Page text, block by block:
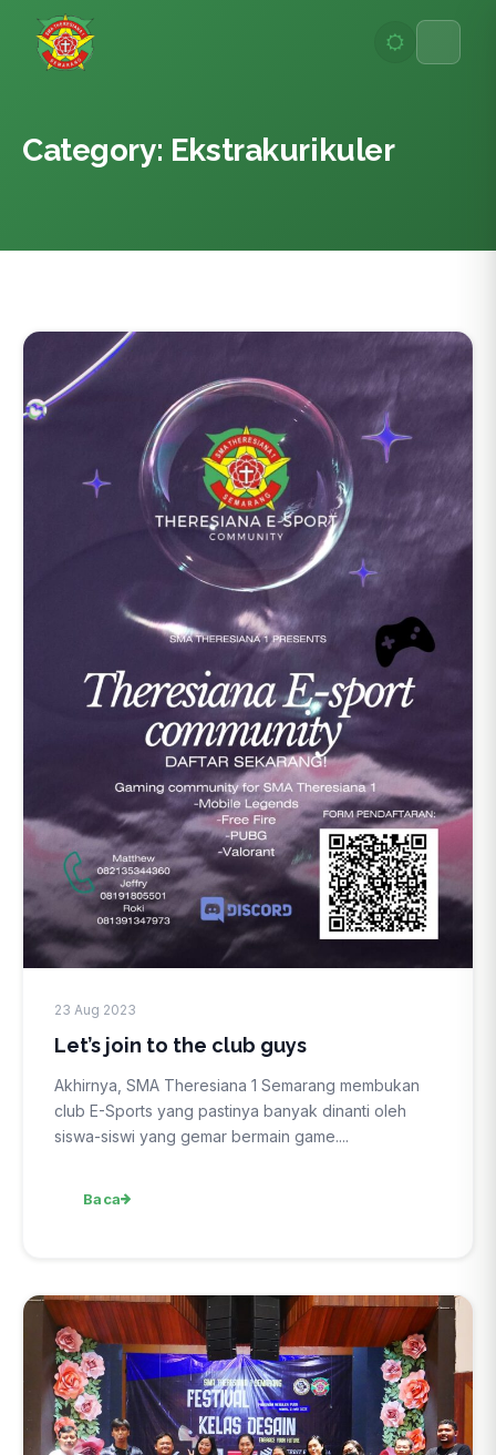
Lewati
konten
Category: Ekstrakurikuler
23 Aug 2023
Let’s join to the club guys
Akhirnya, SMA Theresiana 1 Semarang membukan
club E-Sports yang pastinya banyak dinanti oleh
siswa-siswi yang gemar bermain game....
Baca